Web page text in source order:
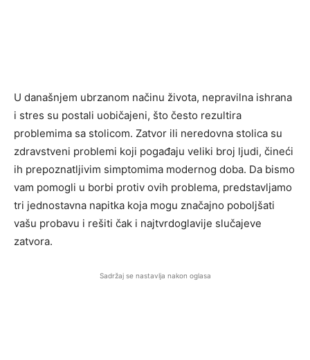
U današnjem ubrzanom načinu života, nepravilna ishrana
i stres su postali uobičajeni, što često rezultira
problemima sa stolicom. Zatvor ili neredovna stolica su
zdravstveni problemi koji pogađaju veliki broj ljudi, čineći
ih prepoznatljivim simptomima modernog doba. Da bismo
vam pomogli u borbi protiv ovih problema, predstavljamo
tri jednostavna napitka koja mogu značajno poboljšati
vašu probavu i rešiti čak i najtvrdoglavije slučajeve
zatvora.
Sadržaj se nastavlja nakon oglasa